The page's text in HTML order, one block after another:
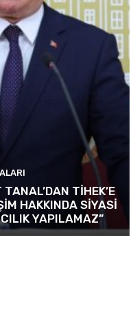
TİHEK’E
HAKKINDA SİYASİ
YAPILAMAZ”